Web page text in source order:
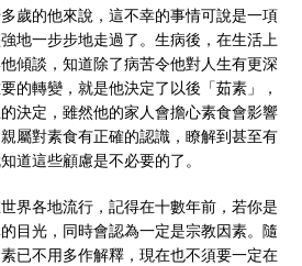
歲的他來說，這不幸的事情可說是一項
地一步步地走過了。生病後，在生活上
傾談，知道除了病苦令他對人生有更深
的轉變，就是他決定了以後「茹素」，
決定，雖然他的家人會擔心素食會影響
屬對素食有正確的認識，瞭解到甚至有
道這些顧慮是不必要的了。
界各地流行，記得在十數年前，若你是
目光，同時會認為一定是宗教因素。隨
已不用多作解釋，現在也不須要一定在